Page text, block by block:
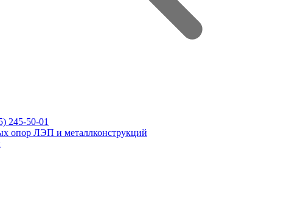
245-50-01
опор ЛЭП и металлконструкций